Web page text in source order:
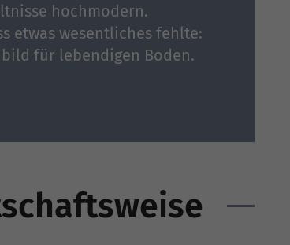
hochmodern.
etwas wesentliches fehlte:
für lebendigen Boden.